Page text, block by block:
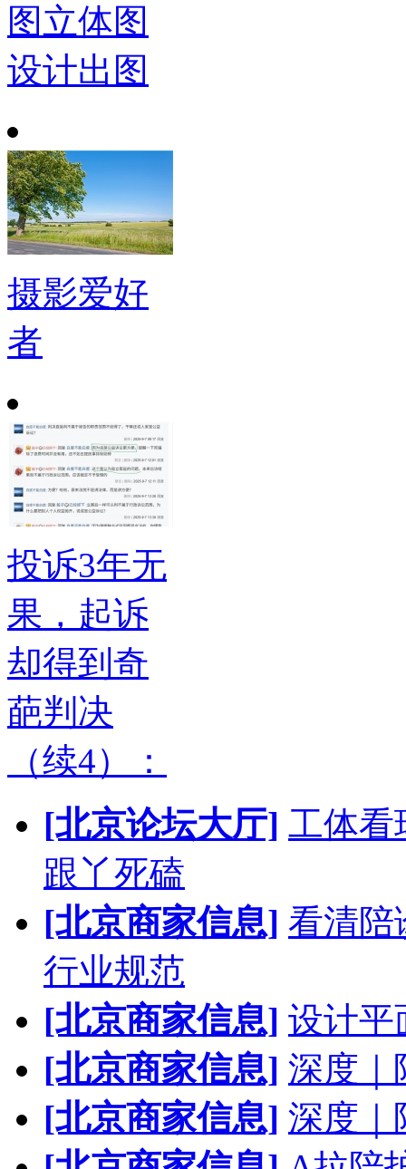
图立体图
设计出图
摄影爱好
者
投诉3年无
果，起诉
却得到奇
葩判决
（续4）：
[北京论坛大厅] 工体看
跟丫死磕
[北京商家信息] 看清陪
行业规范
[北京商家信息] 设计平
[北京商家信息] 深度｜
[北京商家信息] 深度｜